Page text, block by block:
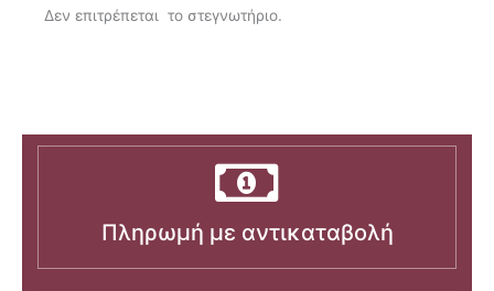
Δεν επιτρέπεται το στεγνωτήριο.
Πληρωμή με αντικαταβολή